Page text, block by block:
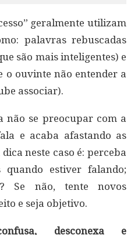
geralmente utilizam
palavras rebuscadas
são mais inteligentes) e
o ouvinte não entender a
associar).
não se preocupar com a
e acaba afastando as
neste caso é: perceba
quando estiver falando;
Se não, tente novos
e seja objetivo.
desconexa e